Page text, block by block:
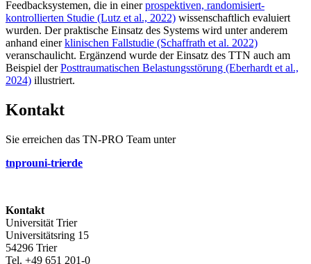
Feedbacksystemen, die in einerprospektiven, randomisiert-
kontrollierten Studie (Lutz et al., 2022) wissenschaftlich evaluiert
wurden. Der praktische Einsatz des Systems wird unter anderem
anhand einerklinischen Fallstudie (Schaffrath et al. 2022)
veranschaulicht. Ergänzend wurde der Einsatz des TTN auch am
Beispiel derPosttraumatischen Belastungsstörung (Eberhardt et al.,
2024) illustriert.
Kontakt
Sie erreichen das TN-PRO Team unter
tnprouni-trierde
Kontakt
Universität Trier
Universitätsring 15
54296 Trier
Tel. +49 651 201-0